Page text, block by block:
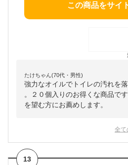
この商品をサイ
たけちゃん(70代・男性)
強力なオイルでトイレの汚れを
。２０個入りのお得くな商品で
を望む方にお薦めします。
全て
13